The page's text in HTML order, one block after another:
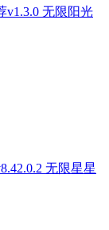
v1.3.0 无限阳光
无限星星